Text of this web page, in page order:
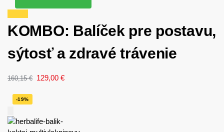
KOMBO: Balíček pre postavu,
sýtosť a zdravé trávenie
160,15€ 129,00 €
-19%